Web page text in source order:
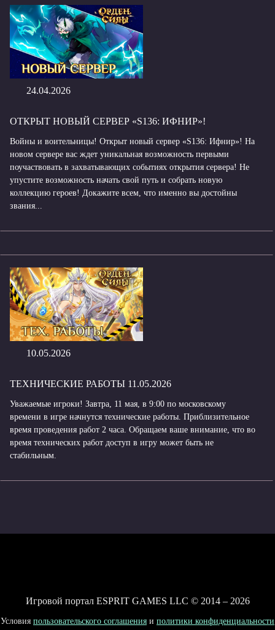
24.04.2026
ОТКРЫТ НОВЫЙ СЕРВЕР «S136: ИФНИР»!
Войны и воительницы! Открыт новый сервер «S136: Ифнир»! На
новом сервере вас ждет уникальная возможность первыми
поучаствовать в захватывающих событиях открытия сервера! Не
упустите возможность начать свой путь и собрать новую
коллекцию героев! Докажите всем, что именно вы достойны
звания...
10.05.2026
ТЕХНИЧЕСКИЕ РАБОТЫ 11.05.2026
Уважаемые игроки! Завтра, 11 мая, в 9:00 по московскому
времени в игре начнутся технические работы. Приблизительное
время проведения работ 2 часа. Обращаем ваше внимание, что во
время технических работ доступ в игру может быть не
стабильным.
Игровой портал ESPRIT GAMES LLC © 2014 – 2026
Условия пользовательского соглашения и политики конфиденциальности